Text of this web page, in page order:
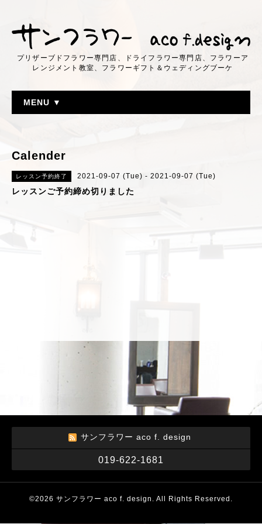
プリザーブドフラワー専門店、ドライフラワー専門店、フラワーア
レンジメント教室、フラワーギフト＆ウェディングブーケ
MENU ▼
Calender
レッスン予約終了 2021-09-07 (Tue) - 2021-09-07 (Tue)
レッスンご予約締め切りました
サンフラワー aco f. design
019-622-1681
©2026 サンフラワー aco f. design . All Rights Reserved.